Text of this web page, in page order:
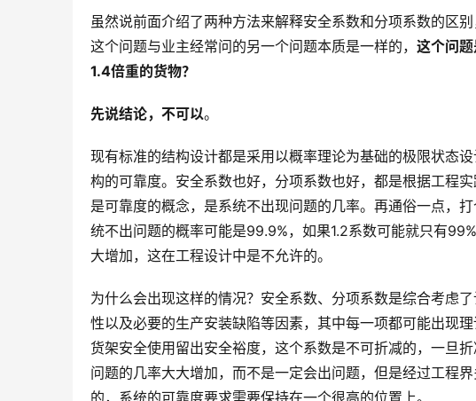
虽然说前面介绍了两种方法来解释安全系数和分项系数的区
这个问题与业主经常问的另一个问题本质是一样的， 这个问题
1.4倍重的货物？
先说结论， 不可以。
现有标准的结构设计都是采用以概率理论为基础的极限状态
构的可靠度。安全系数也好，分项系数也好，都是根据工程
是可靠度的概念，是系统不出现问题的几率。再通俗一点，
统不出问题的概率可能是99.9%，如果1.2系数可能就只有
大增加，这在工程设计中是不允许的。
为什么会出现这样的情况？安全系数、分项系数是综合考虑
性以及必要的生产安装缺陷等因素，其中每一项都可能出现
货架安全使用留出安全裕度，这个系数是不可折减的，一旦
问题的几率大大增加，而不是一定会出问题，但是经过工程